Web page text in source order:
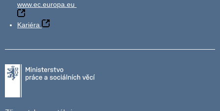
www.ec.europa.eu
Kariéra